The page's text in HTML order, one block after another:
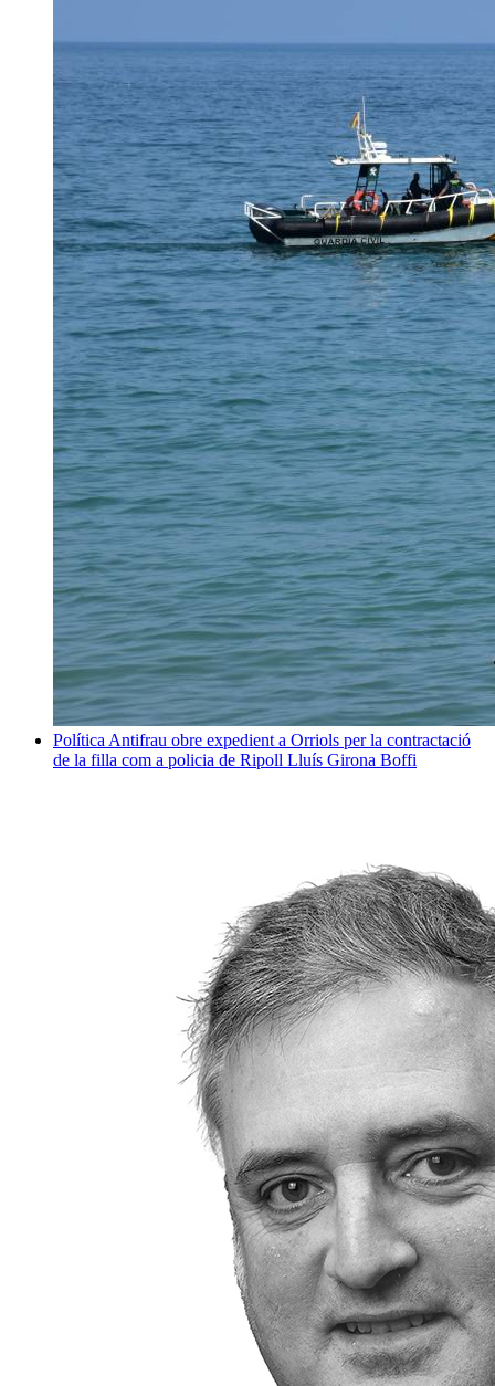
Política Antifrau obre expedient a Orriols per la contractació
de la filla com a policia de Ripoll Lluís Girona Boffi